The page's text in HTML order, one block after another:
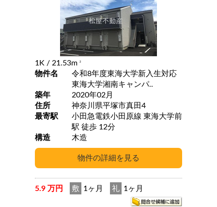
1K / 21.53m 2
物件名
令和8年度東海大学新入生対応
東海大学湘南キャンパ..
築年
2020年02月
住所
神奈川県平塚市真田4
最寄駅
小田急電鉄小田原線 東海大学前
駅 徒歩 12分
構造
木造
5.9 万円 敷 1ヶ月 礼 1ヶ月